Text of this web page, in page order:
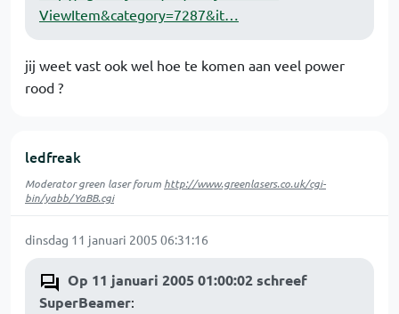
ViewItem&category=7287&it…
jij weet vast ook wel hoe te komen aan veel power
rood ?
ledfreak
Moderator green laser forum http://www.greenlasers.co.uk/cgi-
bin/yabb/YaBB.cgi
dinsdag 11 januari 2005 06:31:16
Op 11 januari 2005 01:00:02 schreef
SuperBeamer: